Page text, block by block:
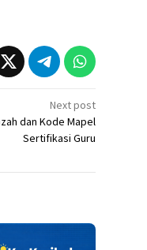
Next post
dan Kode Mapel
Sertifikasi Guru